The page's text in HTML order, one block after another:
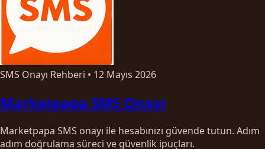
SMS Onayı Rehberi • 12 Mayıs 2026
Marketpapa SMS Onayı
Marketpapa SMS onayı ile hesabınızı güvende tutun. Adım
adım doğrulama süreci ve güvenlik ipuçları.